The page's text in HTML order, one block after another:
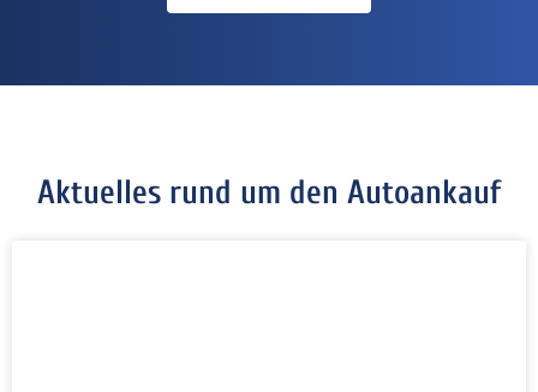
Aktuelles rund um den Autoankauf